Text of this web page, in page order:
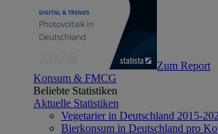
Zum Report
Konsum & FMCG
Beliebte Statistiken
Aktuelle Statistiken
Vegetarier in Deutschland 2015-
Bierkonsum in Deutschland pro